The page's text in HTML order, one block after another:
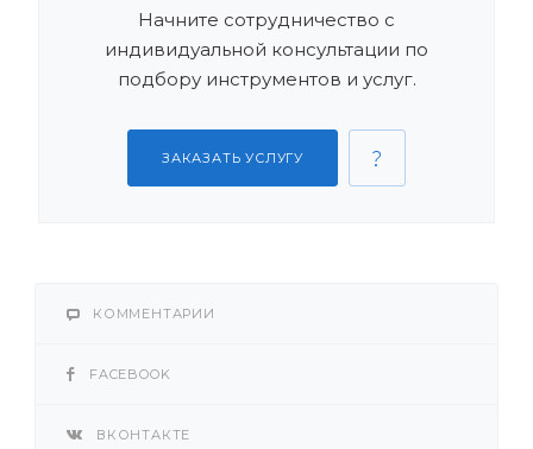
Начните сотрудничество с
индивидуальной консультации по
подбору инструментов и услуг.
ЗАКАЗАТЬ УСЛУГУ
КОММЕНТАРИИ
FACEBOOK
ВКОНТАКТЕ